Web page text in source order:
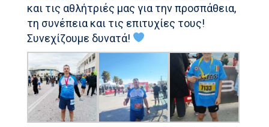
και τις αθλήτριές μας για την προσπάθεια,
τη συνέπεια και τις επιτυχίες τους!
Συνεχίζουμε δυνατά!